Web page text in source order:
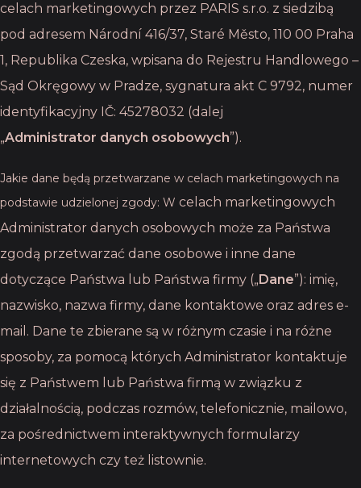
celach marketingowych przez PARIS s.r.o. z siedzibą
pod adresem Národní 416/37, Staré Město, 110 00 Praha
1, Republika Czeska, wpisana do Rejestru Handlowego –
Sąd Okręgowy w Pradze, sygnatura akt C 9792, numer
identyfikacyjny IČ: 45278032 (dalej
„Administrator danych osobowych”).
Jakie dane będą przetwarzane w celach marketingowych na
podstawie udzielonej zgody: W celach marketingowych
Administrator danych osobowych może za Państwa
zgodą przetwarzać dane osobowe i inne dane
dotyczące Państwa lub Państwa firmy („Dane”): imię,
nazwisko, nazwa firmy, dane kontaktowe oraz adres e-
mail. Dane te zbierane są w różnym czasie i na różne
sposoby, za pomocą których Administrator kontaktuje
się z Państwem lub Państwa firmą w związku z
działalnością, podczas rozmów, telefonicznie, mailowo,
za pośrednictwem interaktywnych formularzy
internetowych czy też listownie.